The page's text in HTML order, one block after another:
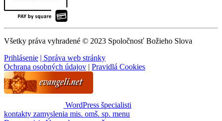
Všetky práva vyhradené © 2023 Spoločnosť Božieho Slova
Prihlásenie | Správa web stránky
Ochrana osobných údajov | Pravidlá Cookies
WordPress špecialisti
kontakty zamyslenia mis. omš. sp. menu